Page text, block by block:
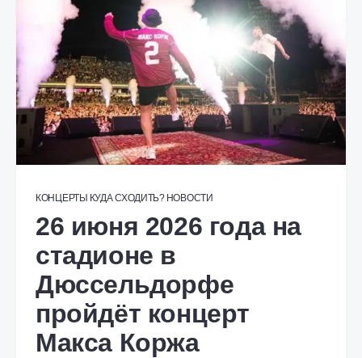
КОНЦЕРТЫ КУДА СХОДИТЬ? НОВОСТИ
26 июня 2026 года на
стадионе в
Дюссельдорфе
пройдёт концерт
Макса Коржа